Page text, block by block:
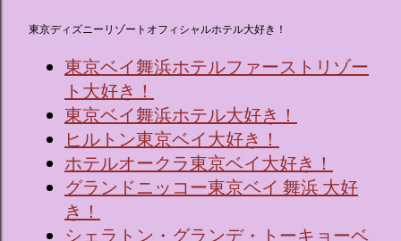
東京ディズニーリゾートオフィシャルホテル大好き！
東京ベイ舞浜ホテルファーストリゾー
ト大好き！
東京ベイ舞浜ホテル大好き！
ヒルトン東京ベイ大好き！
ホテルオークラ東京ベイ大好き！
グランドニッコー東京ベイ 舞浜 大好
き！
シェラトン・グランデ・トーキョーベ